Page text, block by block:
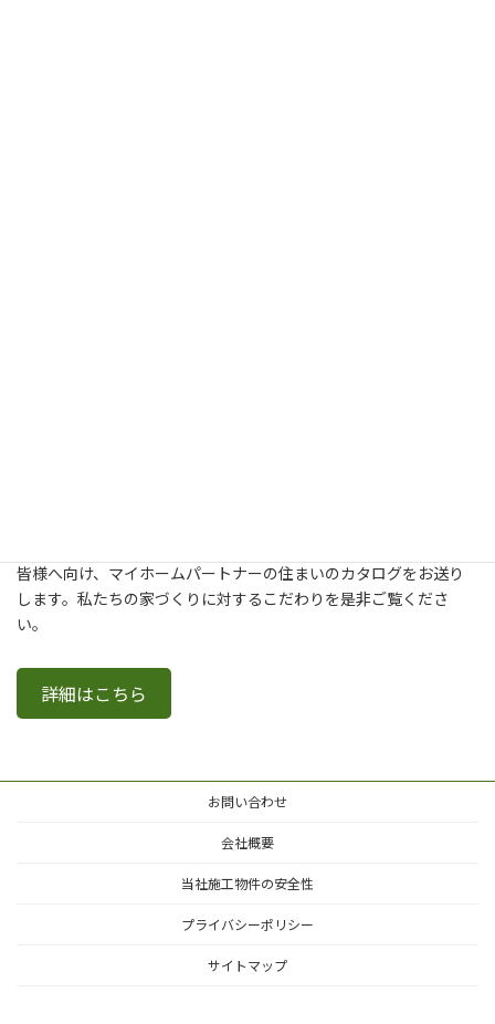
皆様へ向け、マイホームパートナーの住まいのカタログをお送り
します。私たちの家づくりに対するこだわりを是非ご覧くださ
い。
詳細はこちら
お問い合わせ
会社概要
当社施工物件の安全性
プライバシーポリシー
サイトマップ